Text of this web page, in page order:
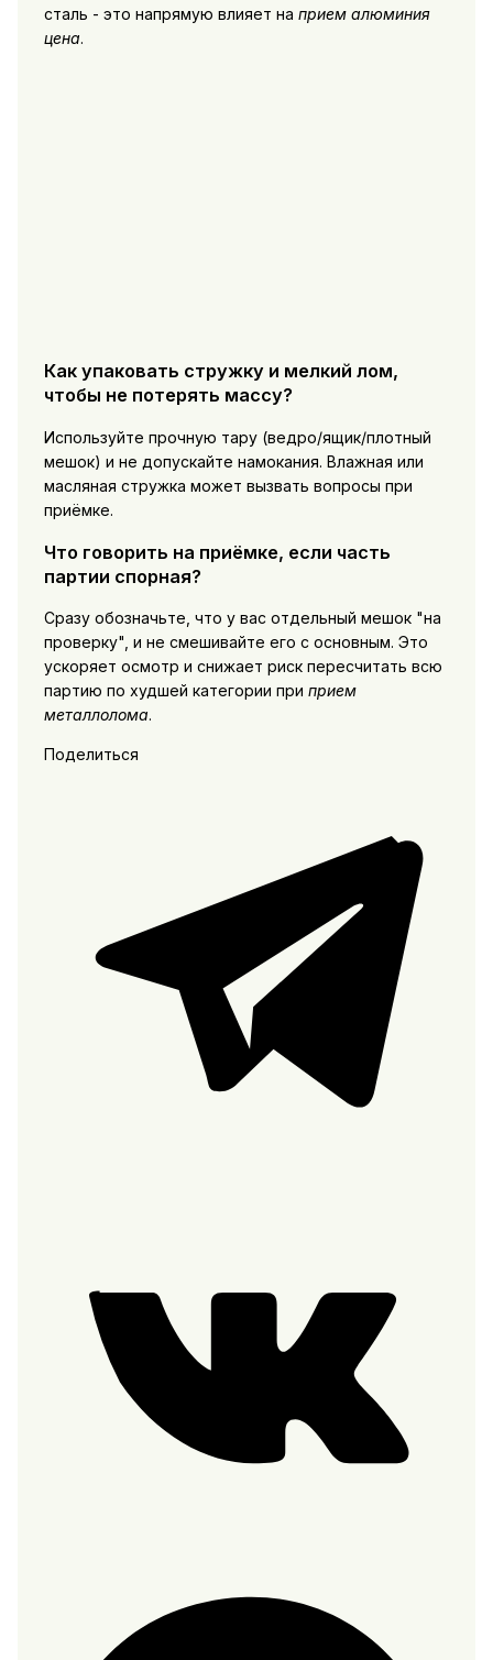
сталь - это напрямую влияет на прием алюминия
цена.
Как упаковать стружку и мелкий лом,
чтобы не потерять массу?
Используйте прочную тару (ведро/ящик/плотный
мешок) и не допускайте намокания. Влажная или
масляная стружка может вызвать вопросы при
приёмке.
Что говорить на приёмке, если часть
партии спорная?
Сразу обозначьте, что у вас отдельный мешок "на
проверку", и не смешивайте его с основным. Это
ускоряет осмотр и снижает риск пересчитать всю
партию по худшей категории при прием
металлолома.
Поделиться